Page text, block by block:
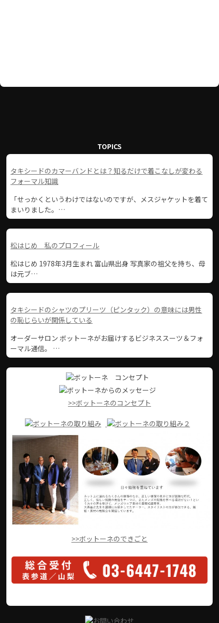
TOPICS
タキシードのカマーバンドとは？知るだけで着こなしが変わる
フォーマル知識
「せっかくというわけではないのですが、メスジャケットを着て
まいりました。…
松はじめ 私のプロフィール
松はじめ 1978年3月生まれ 富山県出身 写真家の祖父を持ち、母
は元ブ…
タキシードのシャツのプリーツ（ピンタック）の意味には男性
の恥じらいが関係している
オーダーサロン ボットーネがお届けするビジネススーツ＆フォ
ーマル通信。 …
>>ボットーネのコンセプト
>>ボットーネのできごと